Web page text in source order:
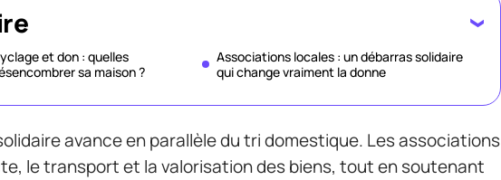
et don : quelles
sa maison ?
Associations locales : un débarras solidaire
qui change vraiment la donne
avance en parallèle du tri domestique. Les associations
le transport et la valorisation des biens, tout en soutenant